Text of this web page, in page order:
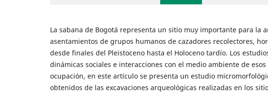
La sabana de Bogotá representa un sitio muy importante para la
asentamientos de grupos humanos de cazadores recolectores,
desde finales del Pleistoceno hasta el Holoceno tardío. Los
dinámicas sociales e interacciones con el medio ambiente de
ocupación, en este artículo se presenta un estudio
obtenidos de las excavaciones arqueológicas realizadas en los